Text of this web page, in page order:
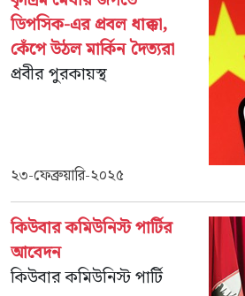
ডিপসিক-এর প্রবল ধাক্কা,
কেঁপে উঠল মার্কিন দৈত্যরা
প্রবীর পুরকায়স্থ
২৩-ফেব্রুয়ারি-২০২৫
কিউবার কমিউনিস্ট পার্টির
আবেদন
কিউবার কমিউনিস্ট পার্টি